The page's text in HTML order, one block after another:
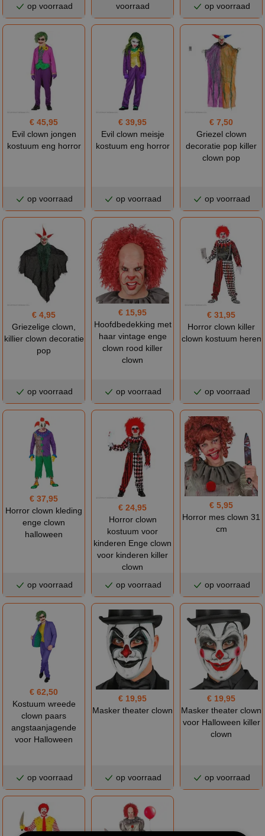
op voorraad
voorraad
op voorraad
€ 45,95
Evil clown jongen
kostuum eng horror
op voorraad
€ 39,95
Evil clown meisje
kostuum eng horror
op voorraad
€ 7,50
Griezel clown
decoratie pop killer
clown pop
op voorraad
€ 4,95
Griezelige clown,
killier clown decoratie
pop
op voorraad
€ 15,95
Hoofdbedekking met
haar vintage enge
clown rood killer
clown
op voorraad
€ 31,95
Horror clown killer
clown kostuum heren
op voorraad
€ 37,95
Horror clown kleding
enge clown
halloween
op voorraad
€ 24,95
Horror clown
kostuum voor
kinderen Enge clown
voor kinderen killer
clown
op voorraad
€ 5,95
Horror mes clown 31
cm
op voorraad
€ 62,50
Kostuum wreede
clown paars
angstaanjagende
voor Halloween
op voorraad
€ 19,95
Masker theater clown
op voorraad
€ 19,95
Masker theater clown
voor Halloween killer
clown
op voorraad